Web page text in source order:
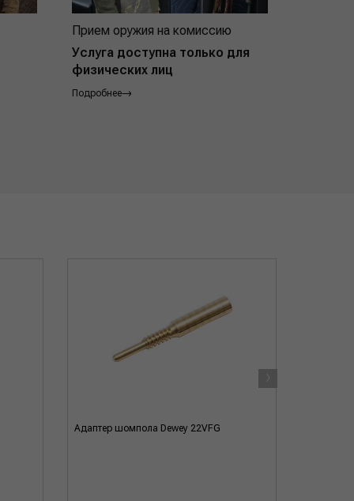
Прием оружия на комиссию
Услуга доступна только для
физических лиц
Подробнее
Адаптер шомпола Dewey 22VFG
›